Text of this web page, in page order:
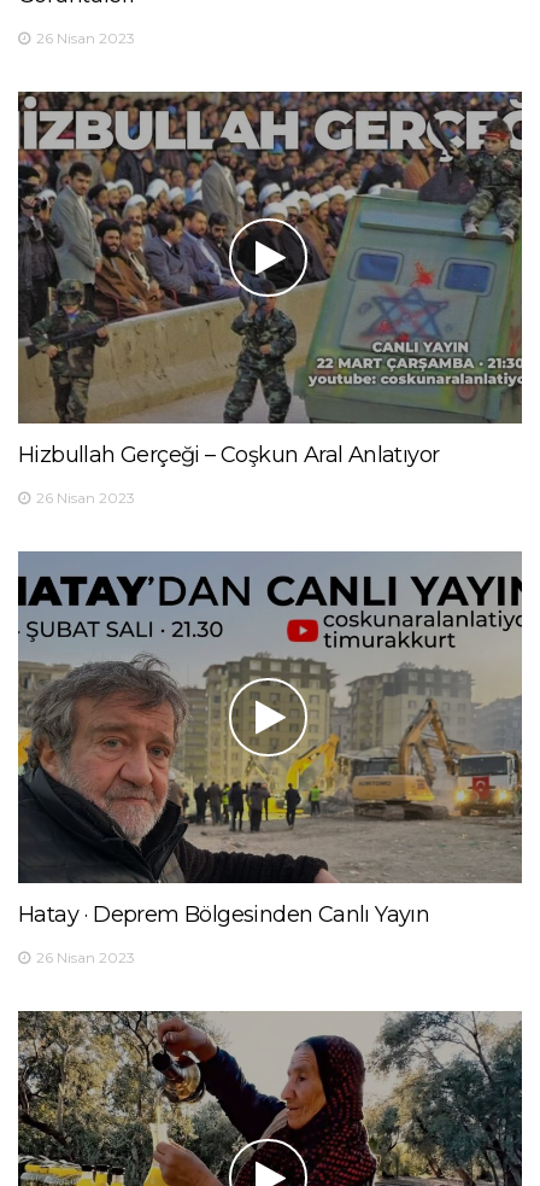
26 Nisan 2023
Hizbullah Gerçeği – Coşkun Aral Anlatıyor
26 Nisan 2023
Hatay · Deprem Bölgesinden Canlı Yayın
26 Nisan 2023